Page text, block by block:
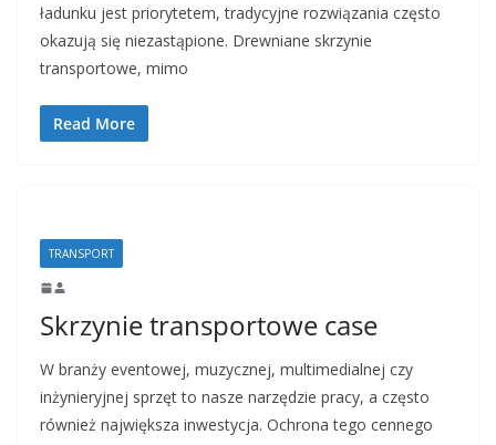
ładunku jest priorytetem, tradycyjne rozwiązania często
okazują się niezastąpione. Drewniane skrzynie
transportowe, mimo
Read More
TRANSPORT
Skrzynie transportowe case
W branży eventowej, muzycznej, multimedialnej czy
inżynieryjnej sprzęt to nasze narzędzie pracy, a często
również największa inwestycja. Ochrona tego cennego